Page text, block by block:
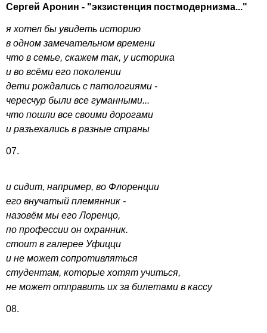
Сергей Аронин - "экзистенция постмодернизма..."
я хотел бы увидеть историю
в одном замечательном времени
что в семье, скажем так, у историка
и во всёми его поколении
дети рождались с патологиями -
чересчур были все гуманными...
что пошли все своими дорогами
и разъехались в разные страны
07.
и сидит, например, во Флоренции
его внучатый племянник -
назовём мы его Лоренцо,
по профессии он охранник.
стоит в галерее Уфицци
и не может сопротивляться
студентам, которые хотят учиться,
не может отправить их за билетами в кассу
08.